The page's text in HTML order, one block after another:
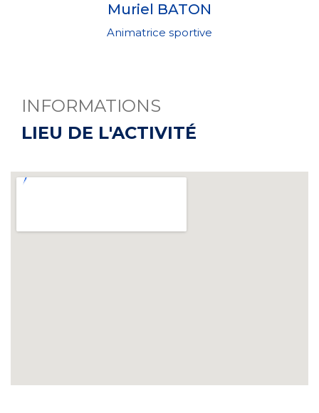
Muriel BATON
Animatrice sportive
INFORMATIONS
LIEU DE L'ACTIVITÉ